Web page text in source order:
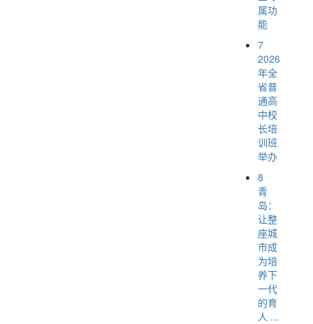
属功
能
7
2026
年全
省普
通高
中校
长培
训班
举办
8
青
岛：
让整
座城
市成
为培
养下
一代
的育
人 ...